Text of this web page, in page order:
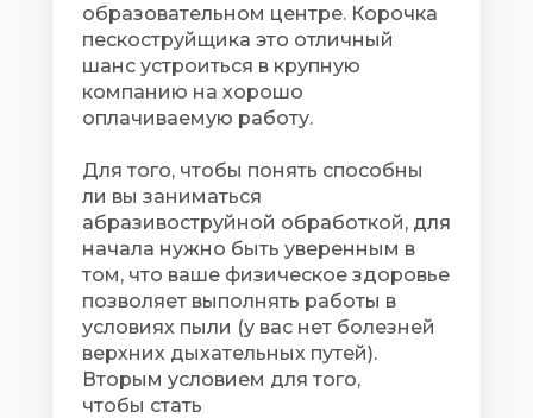
образовательном центре. Корочка
пескоструйщика это отличный
шанс устроиться в крупную
компанию на хорошо
оплачиваемую работу.
Для того, чтобы понять способны
ли вы заниматься
абразивоструйной обработкой, для
начала нужно быть уверенным в
том, что ваше физическое здоровье
позволяет выполнять работы в
условиях пыли (у вас нет болезней
верхних дыхательных путей).
Вторым условием для того,
чтобы стать